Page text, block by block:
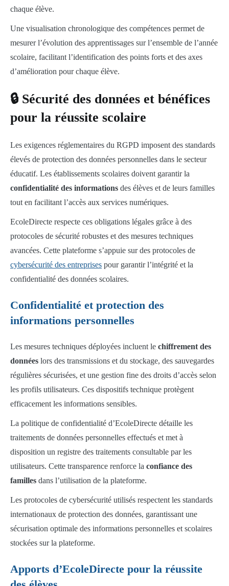
chaque élève.
Une visualisation chronologique des compétences permet de
mesurer l’évolution des apprentissages sur l’ensemble de l’année
scolaire, facilitant l’identification des points forts et des axes
d’amélioration pour chaque élève.
🔒 Sécurité des données et bénéfices
pour la réussite scolaire
Les exigences réglementaires du RGPD imposent des standards
élevés de protection des données personnelles dans le secteur
éducatif. Les établissements scolaires doivent garantir la
confidentialité des informations des élèves et de leurs familles
tout en facilitant l’accès aux services numériques.
EcoleDirecte respecte ces obligations légales grâce à des
protocoles de sécurité robustes et des mesures techniques
avancées. Cette plateforme s’appuie sur des protocoles de
cybersécurité des entreprises pour garantir l’intégrité et la
confidentialité des données scolaires.
Confidentialité et protection des
informations personnelles
Les mesures techniques déployées incluent le chiffrement des
données lors des transmissions et du stockage, des sauvegardes
régulières sécurisées, et une gestion fine des droits d’accès selon
les profils utilisateurs. Ces dispositifs technique protègent
efficacement les informations sensibles.
La politique de confidentialité d’EcoleDirecte détaille les
traitements de données personnelles effectués et met à
disposition un registre des traitements consultable par les
utilisateurs. Cette transparence renforce la confiance des
familles dans l’utilisation de la plateforme.
Les protocoles de cybersécurité utilisés respectent les standards
internationaux de protection des données, garantissant une
sécurisation optimale des informations personnelles et scolaires
stockées sur la plateforme.
Apports d’EcoleDirecte pour la réussite